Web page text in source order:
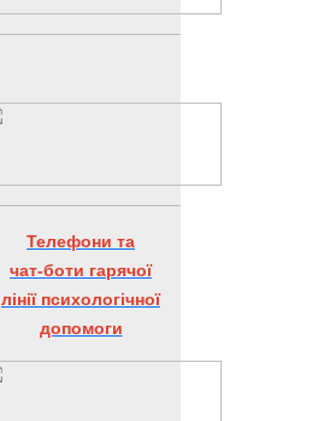
Телефони та
чат-боти гарячої
лінії психологічної
допомоги